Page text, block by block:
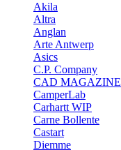
Akila
Altra
Anglan
Arte Antwerp
Asics
C.P. Company
CAD MAGAZINE
CamperLab
Carhartt WIP
Carne Bollente
Castart
Diemme